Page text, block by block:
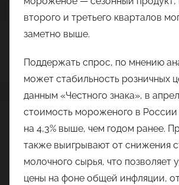
второго и третьего кварталов
заметно выше.
Поддержать спрос, по мнению
может стабильность розничных
данным «Честного знака», в
стоимость мороженого в
на 4,3% выше, чем годом ранее.
также выигрывают от снижения
молочного сырья, что позволяет
цены на фоне общей инфляции,